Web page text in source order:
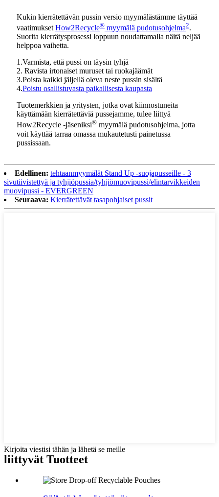
Kukin kierrätettävän pussin versio myymälästämme täyttää
vaatimuksetHow2Recycle® myymälä pudotusohjelma2.
Suorita kierrätysprosessi loppuun noudattamalla näitä neljää
helppoa vaihetta.
1.Varmista, että pussi on täysin tyhjä
2. Ravista irtonaiset muruset tai ruokajäämät
3.Poista kaikki jäljellä oleva neste pussin sisältä
4.Poistu osallistuvasta paikallisesta kaupasta
Tuotemerkkien ja yritysten, jotka ovat kiinnostuneita
käyttämään kierrätettäviä pussejamme, tulee liittyä
How2Recycle -jäseniksi® myymälä pudotusohjelma, jotta
voit käyttää tarraa omassa mukautetusti painetussa
pussissaan.
Edellinen: tehtaanmyymälät Stand Up -suojapusseille - 3
sivutiivistettyä ja tyhjiöpussia/tyhjiömuovipussi/elintarvikkeiden
muovipussi - EVERGREEN
Seuraava: Kierrätettävät tasapohjaiset pussit
Kirjoita viestisi tähän ja lähetä se meille
liittyvät Tuotteet